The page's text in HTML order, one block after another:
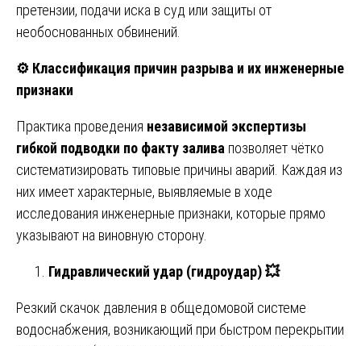
претензии, подачи иска в суд или защиты от
необоснованных обвинений.
⚙️ Классификация причин разрыва и их инженерные
признаки
Практика проведения независимой экспертизы
гибкой подводки по факту залива позволяет чётко
систематизировать типовые причины аварий. Каждая из
них имеет характерные, выявляемые в ходе
исследования инженерные признаки, которые прямо
указывают на виновную сторону.
Гидравлический удар (гидроудар)💥
Резкий скачок давления в общедомовой системе
водоснабжения, возникающий при быстром перекрытии